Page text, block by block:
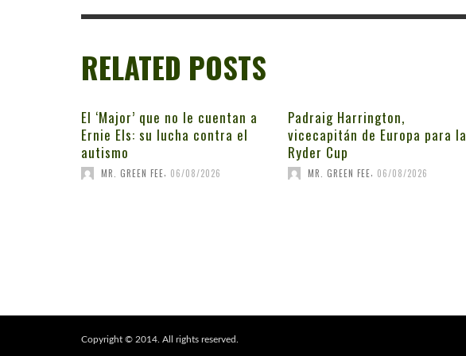
RELATED POSTS
El ‘Major’ que no le cuentan a
Ernie Els: su lucha contra el
autismo
MR. GREEN FEE, 06/08/2026
Padraig Harrington,
vicecapitán de Europa para la
Ryder Cup
MR. GREEN FEE, 06/08/2026
Copyright © 2014. All rights reserved.